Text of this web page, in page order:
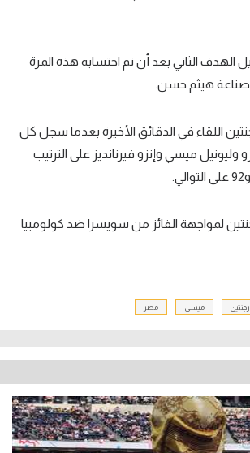
الثاني بعد أن تم احتسابه هذه المرة
اللقاء في الدقائق الأخيرة بعدما سجل كل
ميسي وإنزو فيرنانديز على الترتيب
لمواجهة الفائز من سويسرا ضد كولومبيا
ميسي مصر